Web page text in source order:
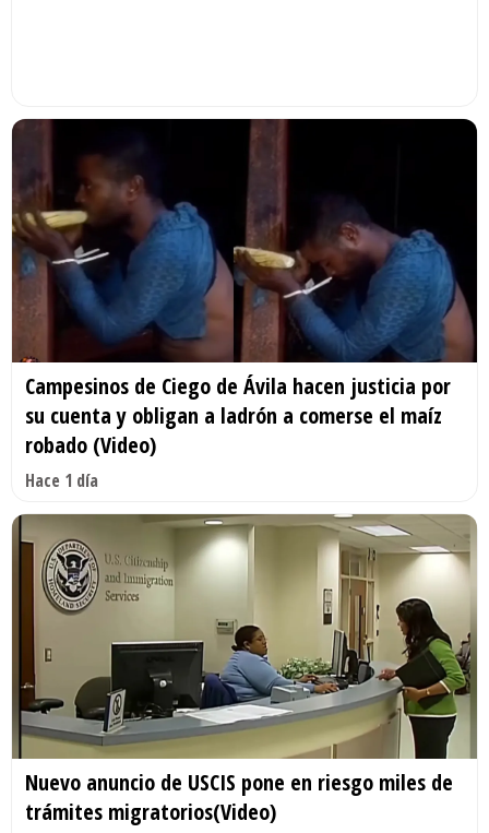
Campesinos de Ciego de Ávila hacen justicia por
su cuenta y obligan a ladrón a comerse el maíz
robado (Video)
Hace 1 día
Nuevo anuncio de USCIS pone en riesgo miles de
trámites migratorios(Video)